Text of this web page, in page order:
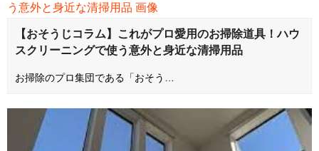
【おそうじコラム】これがプロ愛用のお掃除道具！ハウ
スクリーニングで使う意外と身近な清掃用品
お掃除のプロ集団である「おそう…